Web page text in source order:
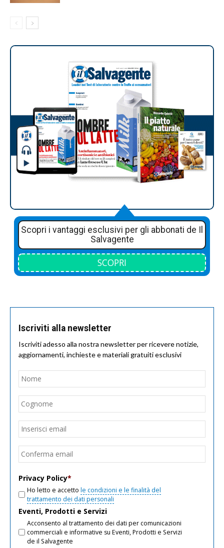
Scopri i vantaggi esclusivi per gli abbonati de Il
Salvagente
SCOPRI
Iscriviti alla newsletter
Iscriviti adesso alla nostra newsletter per ricevere notizie,
aggiornamenti, inchieste e materiali gratuiti esclusivi
Nome
Email
Privacy Policy*
Ho letto e accetto le condizioni e le finalità del
trattamento dei dati personali
Eventi, Prodotti e Servizi
Acconsento al trattamento dei dati per comunicazioni
commerciali e informative su Eventi, Prodotti e Servizi
de il Salvagente